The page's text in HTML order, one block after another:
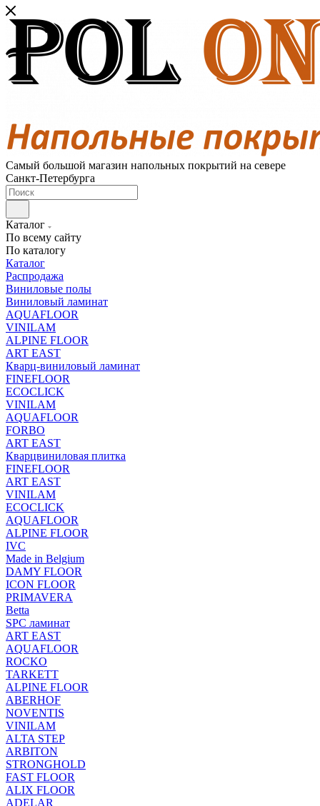
Самый большой магазин напольных покрытий на севере
Санкт-Петербурга
Каталог
По всему сайту
По каталогу
Каталог
Распродажа
Виниловые полы
Виниловый ламинат
AQUAFLOOR
VINILAM
ALPINE FLOOR
ART EAST
Кварц-виниловый ламинат
FINEFLOOR
ECOCLICK
VINILAM
AQUAFLOOR
FORBO
ART EAST
Кварцвиниловая плитка
FINEFLOOR
ART EAST
VINILAM
ECOCLICK
AQUAFLOOR
ALPINE FLOOR
IVC
Made in Belgium
DAMY FLOOR
ICON FLOOR
PRIMAVERA
Betta
SPC ламинат
ART EAST
AQUAFLOOR
ROCKO
TARKETT
ALPINE FLOOR
ABERHOF
NOVENTIS
VINILAM
ALTA STEP
ARBITON
STRONGHOLD
FAST FLOOR
ALIX FLOOR
ADELAR